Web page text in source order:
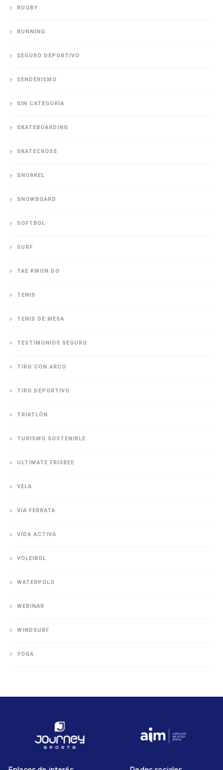
RUGBY
RUNNING
SEGURO DEPORTIVO
SENDERISMO
SIN CATEGORÍA
SKATEBOARDING
SKATECROSS
SNORKEL
SNOWBOARD
SOFTBOL
SURF
TAE KWON DO
TENIS
TENIS DE MESA
TESTIMONIOS SEGURO
TIRO CON ARCO
TIRO DEPORTIVO
TRIATLÓN
TURISMO SOSTENIBLE
ULTIMATE FRISBEE
VELA
VÍA FERRATA
VIDA ACTIVA
VOLEIBOL
WATERPOLO
WEBINAR
WINDSURF
YOGA